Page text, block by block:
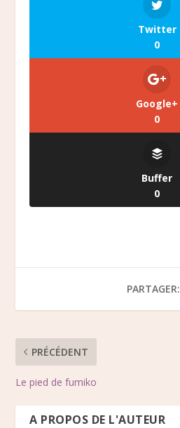
Twitter
0
Google+
0
Buffer
0
PARTAGER:
PRÉCÉDENT
Le pied de fumiko
A PROPOS DE L'AUTEUR